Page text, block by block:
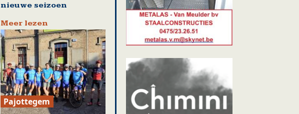
nieuwe seizoen
Meer lezen
Pajottegem